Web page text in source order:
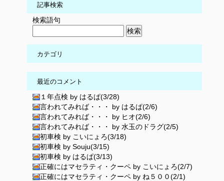
記事検索
検索語句
カテゴリ
最近のコメント
１年点検 by はるぱ(3/28)
言われてみれば・・・ by はるぱ(2/6)
言われてみれば・・・ by ヒオ(2/6)
言われてみれば・・・ by 水玉のドラグ(2/5)
初車検 by こいにょろ(3/18)
初車検 by Souju(3/15)
初車検 by はるぱ(3/13)
正確にはマセラティ・クーペ by こいにょろ(2/7)
正確にはマセラティ・クーペ by ね５００(2/1)